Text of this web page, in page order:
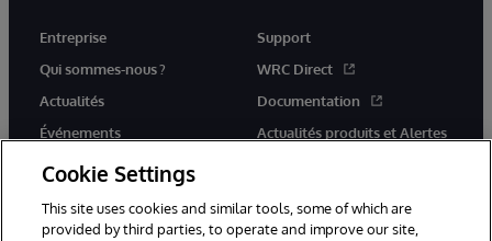
Entreprise
Qui sommes-nous ?
Actualités
Événements
Rejoignez-nous
Support
WRC Direct
Documentation
Actualités produits et Alertes
Cookie Settings
This site uses cookies and similar tools, some of which are
provided by third parties, to operate and improve our site,